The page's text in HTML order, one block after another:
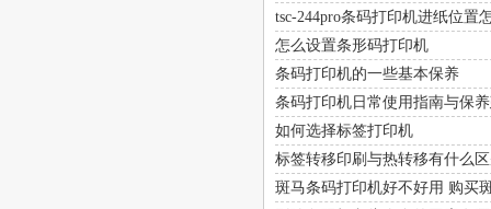
tsc-244pro条码打印机进纸位置
怎么设置条形码打印机
条码打印机的一些基本保养
条码打印机日常使用指南与保
如何选择标签打印机
标签转移印刷与热转移有什么
斑马条码打印机好不好用 购买